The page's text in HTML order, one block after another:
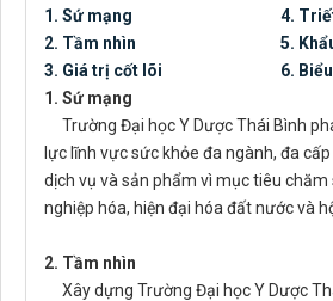
1. Sứ mạng
2. Tầm nhìn
3. Giá trị cốt lõi
4.
5.
6.
1. Sứ mạng
Trường Đại học Y Dược Thái Bình
lực lĩnh vực sức khỏe đa ngành, đa
dịch vụ và sản phẩm vì mục tiêu
nghiệp hóa, hiện đại hóa đất nước và
2. Tầm nhìn
Xây dựng Trường Đại học Y Dược